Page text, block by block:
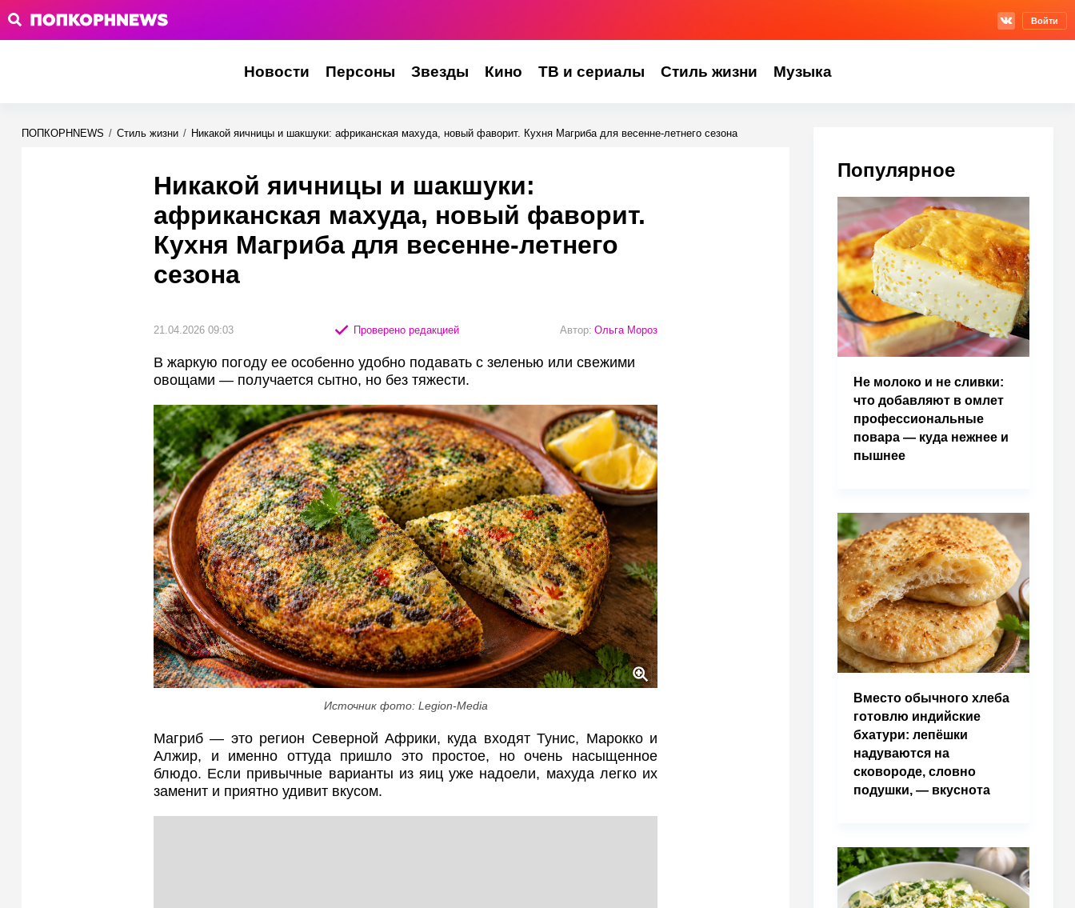
Войти
Новости Персоны Звезды Кино ТВ и сериалы Стиль жизни Музыка
ПОПКОРНNEWS / Стиль жизни / Никакой яичницы и шакшуки: африканская махуда, новый фаворит. Кухня Магриба для весенне-летнего сезона
Никакой яичницы и шакшуки:
африканская махуда, новый фаворит.
Кухня Магриба для весенне-летнего
сезона
21.04.2026 09:03 Проверено редакцией Автор: Ольга Мороз
В жаркую погоду ее особенно удобно подавать с зеленью или свежими
овощами — получается сытно, но без тяжести.
Источник фото: Legion-Media
Магриб — это регион Северной Африки, куда входят Тунис, Марокко и
Алжир, и именно оттуда пришло это простое, но очень насыщенное
блюдо. Если привычные варианты из яиц уже надоели, махуда легко их
заменит и приятно удивит вкусом.
Популярное
Не молоко и не сливки:
что добавляют в омлет
профессиональные
повара — куда нежнее и
пышнее
Вместо обычного хлеба
готовлю индийские
бхатури: лепёшки
надуваются на
сковороде, словно
подушки, — вкуснота